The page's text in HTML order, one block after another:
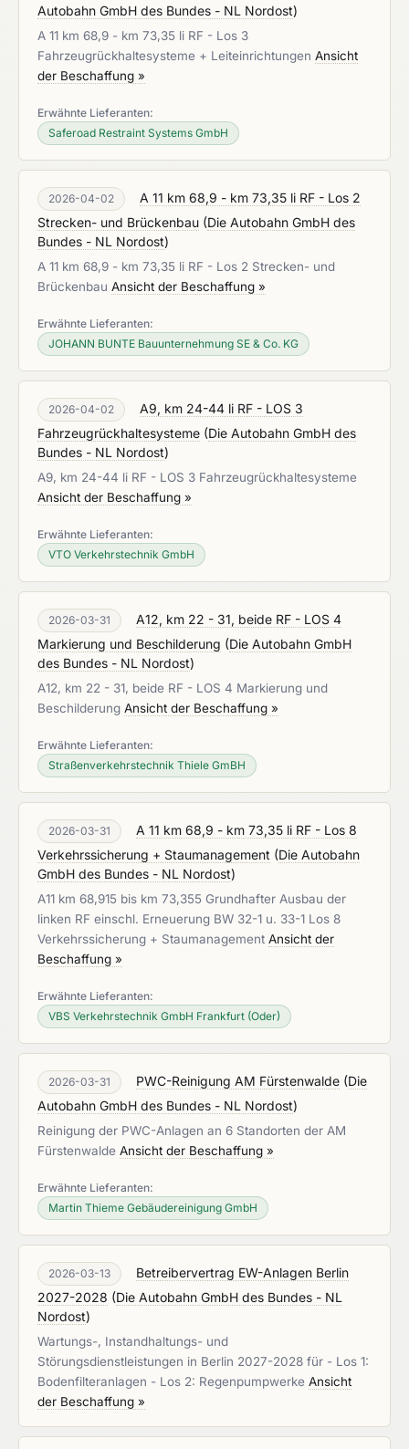
Autobahn GmbH des Bundes - NL Nordost)
A 11 km 68,9 - km 73,35 li RF - Los 3
Fahrzeugrückhaltesysteme + Leiteinrichtungen Ansicht
der Beschaffung »
Erwähnte Lieferanten:
Saferoad Restraint Systems GmbH
2026-04-02
A 11 km 68,9 - km 73,35 li RF - Los 2
Strecken- und Brückenbau (Die Autobahn GmbH des
Bundes - NL Nordost)
A 11 km 68,9 - km 73,35 li RF - Los 2 Strecken- und
Brückenbau Ansicht der Beschaffung »
Erwähnte Lieferanten:
JOHANN BUNTE Bauunternehmung SE & Co. KG
2026-04-02
A9, km 24-44 li RF - LOS 3
Fahrzeugrückhaltesysteme (Die Autobahn GmbH des
Bundes - NL Nordost)
A9, km 24-44 li RF - LOS 3 Fahrzeugrückhaltesysteme
Ansicht der Beschaffung »
Erwähnte Lieferanten:
VTO Verkehrstechnik GmbH
2026-03-31
A12, km 22 - 31, beide RF - LOS 4
Markierung und Beschilderung (Die Autobahn GmbH
des Bundes - NL Nordost)
A12, km 22 - 31, beide RF - LOS 4 Markierung und
Beschilderung Ansicht der Beschaffung »
Erwähnte Lieferanten:
Straßenverkehrstechnik Thiele GmBH
2026-03-31
A 11 km 68,9 - km 73,35 li RF - Los 8
Verkehrssicherung + Staumanagement (Die Autobahn
GmbH des Bundes - NL Nordost)
A11 km 68,915 bis km 73,355 Grundhafter Ausbau der
linken RF einschl. Erneuerung BW 32-1 u. 33-1 Los 8
Verkehrssicherung + Staumanagement Ansicht der
Beschaffung »
Erwähnte Lieferanten:
VBS Verkehrstechnik GmbH Frankfurt (Oder)
2026-03-31 PWC-Reinigung AM Fürstenwalde (Die
Autobahn GmbH des Bundes - NL Nordost)
Reinigung der PWC-Anlagen an 6 Standorten der AM
Fürstenwalde Ansicht der Beschaffung »
Erwähnte Lieferanten:
Martin Thieme Gebäudereinigung GmbH
2026-03-13
Betreibervertrag EW-Anlagen Berlin
2027-2028 (Die Autobahn GmbH des Bundes - NL
Nordost)
Wartungs-, Instandhaltungs- und
Störungsdienstleistungen in Berlin 2027-2028 für - Los 1:
Bodenfilteranlagen - Los 2: Regenpumpwerke Ansicht
der Beschaffung »